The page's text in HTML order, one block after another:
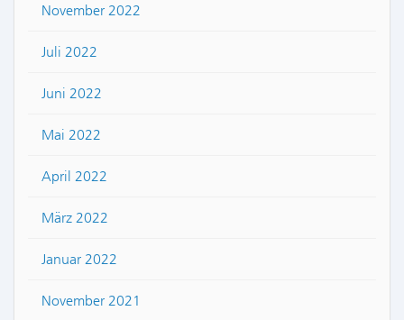
November 2022
Juli 2022
Juni 2022
Mai 2022
April 2022
März 2022
Januar 2022
November 2021